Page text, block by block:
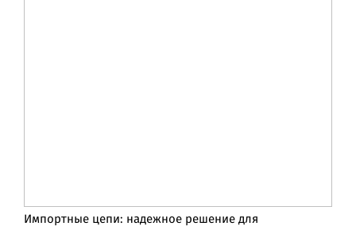
Импортные цепи: надежное решение для